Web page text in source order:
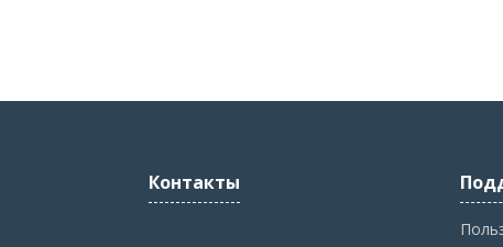
Контакты